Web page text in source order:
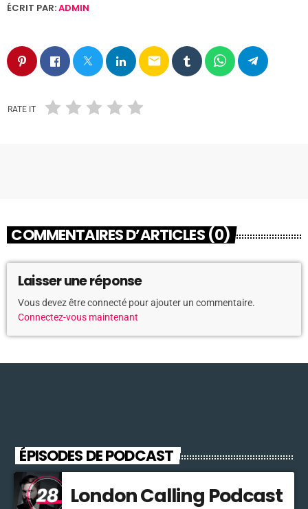
ÉCRIT PAR:ADMIN
email
RATE IT
COMMENTAIRES D’ARTICLES (0)
Laisser une réponse
Vous devez être connecté pour ajouter un commentaire.
Connectez-vous maintenant
ÉPISODES DE PODCAST
London Calling Podcast